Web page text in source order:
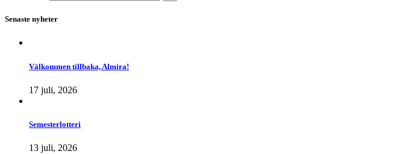
Senaste nyheter
Välkommen tillbaka, Almira!
17 juli, 2026
Semesterlotteri
13 juli, 2026